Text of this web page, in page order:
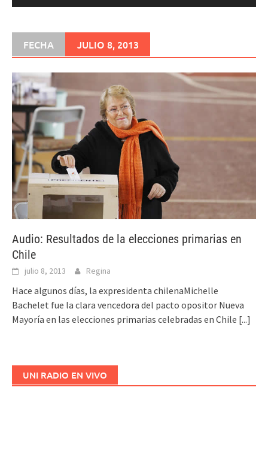
FECHA JULIO 8, 2013
Audio: Resultados de la elecciones primarias en
Chile
julio 8, 2013 Regina
Hace algunos días, la expresidenta chilenaMichelle
Bachelet fue la clara vencedora del pacto opositor Nueva
Mayoría en las elecciones primarias celebradas en Chile [...]
UNI RADIO EN VIVO